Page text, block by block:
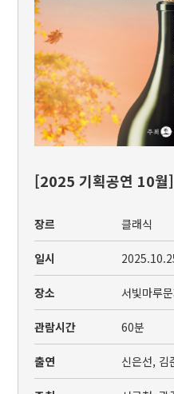
[2025 기획공연 10월
장르 클래식
일시
장소 서빛마루
관람시간 60분
출연 신은선, 김